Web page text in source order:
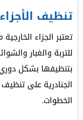
تنظيف
تعتبر الجزاء
للتربة والغبار
بتنظيفها بشكل
الجنادرية على
الخطوات.